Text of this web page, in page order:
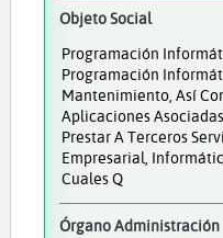
Objeto Social
Programación
Programación
Mantenimiento, Así
Aplicaciones
Prestar A Terceros
Empresarial,
Cuales Q
Órgano Administración